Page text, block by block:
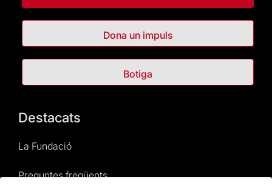
Dona un impuls
Botiga
Destacats
La Fundació
Preguntes freqüents